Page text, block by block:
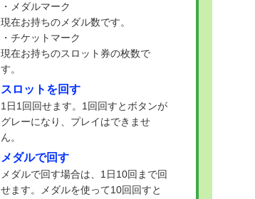
・メダルマーク
現在お持ちのメダル数です。
・チケットマーク
現在お持ちのスロット券の枚数で
す。
スロットを回す
1日1回回せます。1回回すとボタンが
グレーになり、プレイはできませ
ん。
メダルで回す
メダルで回す場合は、1日10回まで回
せます。メダルを使って10回回すと